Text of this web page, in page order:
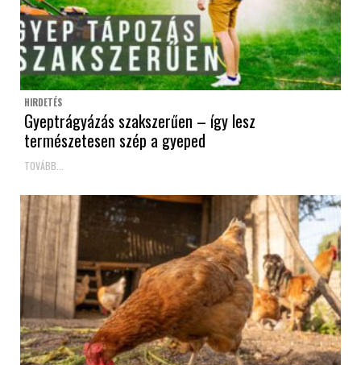
HIRDETÉS
Gyeptrágyázás szakszerűen – így lesz
természetesen szép a gyeped
TOVÁBB...